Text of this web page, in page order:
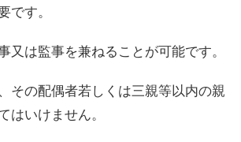
です。
又は監事を兼ねることが可能です。
その配偶者若しくは三親等以内の親
はいけません。